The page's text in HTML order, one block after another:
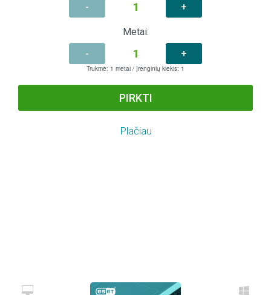
-
+
Metai:
-
+
Trukmė: 1 metai / Įrenginių kiekis: 1
PIRKTI
Plačiau